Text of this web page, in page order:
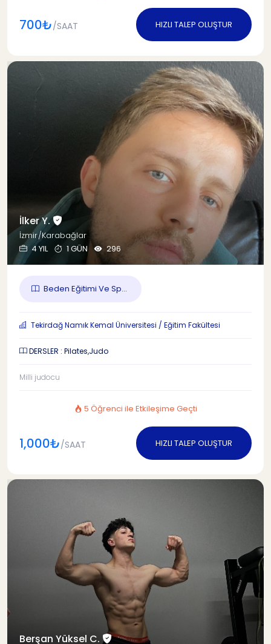
700₺/SAAT HIZLI TALEP OLUŞTUR
İlker Y.
İzmir/Karabağlar
4 YIL
1 GÜN 296
Beden Eğitimi Ve Sp...
Tekirdağ Namık Kemal Üniversitesi / Eğitim Fakültesi
DERSLER : Pilates,Judo
Milli judocu
5 Öğrenci ile Etkileşime Geçti
1,000₺/SAAT HIZLI TALEP OLUŞTUR
Berşan Yüksel C.